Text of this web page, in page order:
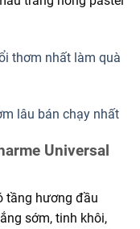
thơm nhất làm quà
lâu bán chạy nhất
Universal
tầng hương đầu
sớm, tinh khôi,